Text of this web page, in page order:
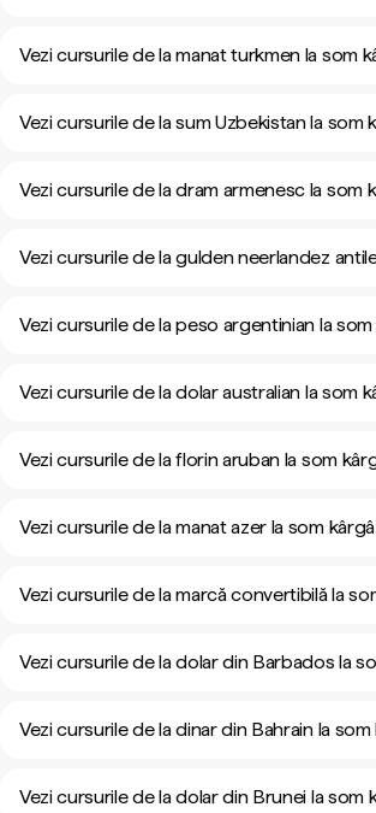
Vezi cursurile de la manat turkmen la som
Vezi cursurile de la sum Uzbekistan la som
Vezi cursurile de la dram armenesc la som
Vezi cursurile de la gulden neerlandez
Vezi cursurile de la peso argentinian la
Vezi cursurile de la dolar australian la som
Vezi cursurile de la florin aruban la som
Vezi cursurile de la manat azer la som
Vezi cursurile de la marcă convertibilă la
Vezi cursurile de la dolar din Barbados la
Vezi cursurile de la dinar din Bahrain la som
Vezi cursurile de la dolar din Brunei la som